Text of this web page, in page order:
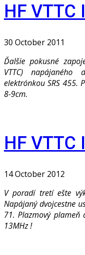
HF VTTC
30 October 2011
Ďalšie pokusné
VTTC) napájaného
elektrónkou SRS 455.
8-9cm.
HF VTTC
14 October 2012
V poradí tretí ešte
Napájaný dvojcestne
71. Plazmový plameň
13MHz !